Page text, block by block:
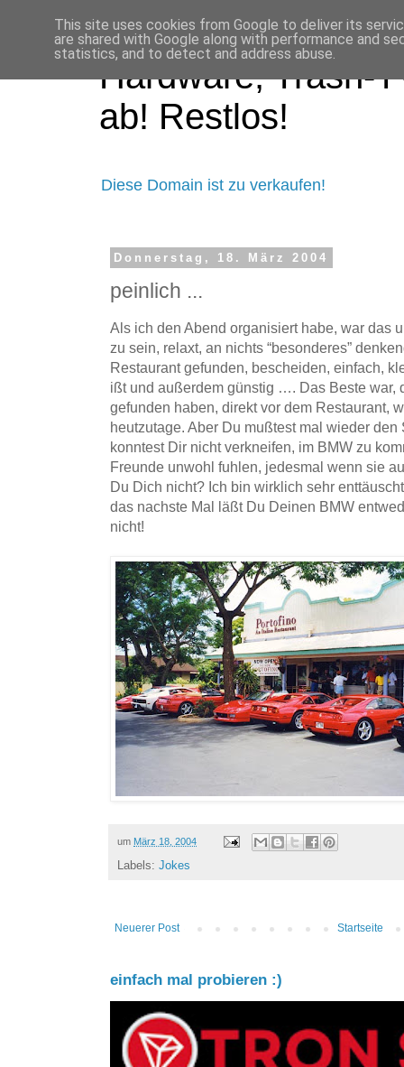
Hardware, Trash-
ab! Restlos!
Diese Domain ist zu verkaufen!
Donnerstag, 18. März 2004
peinlich ...
Als ich den Abend organisiert habe, war das
zu sein, relaxt, an nichts “besonderes”
Restaurant gefunden, bescheiden, einfach,
ißt und außerdem günstig …. Das Beste war,
gefunden haben, direkt vor dem Restaurant,
heutzutage. Aber Du mußtest mal wieder
konntest Dir nicht verkneifen, im BMW zu
Freunde unwohl fuhlen, jedesmal wenn sie
Du Dich nicht? Ich bin wirklich sehr
das nachste Mal läßt Du Deinen BMW
nicht!
um März 18, 2004
Labels: Jokes
Neuerer Post Startseite
einfach mal probieren :)
This site uses cookies from Google to deliver its
are shared with Google along with performance and
statistics, and to detect and address abuse.